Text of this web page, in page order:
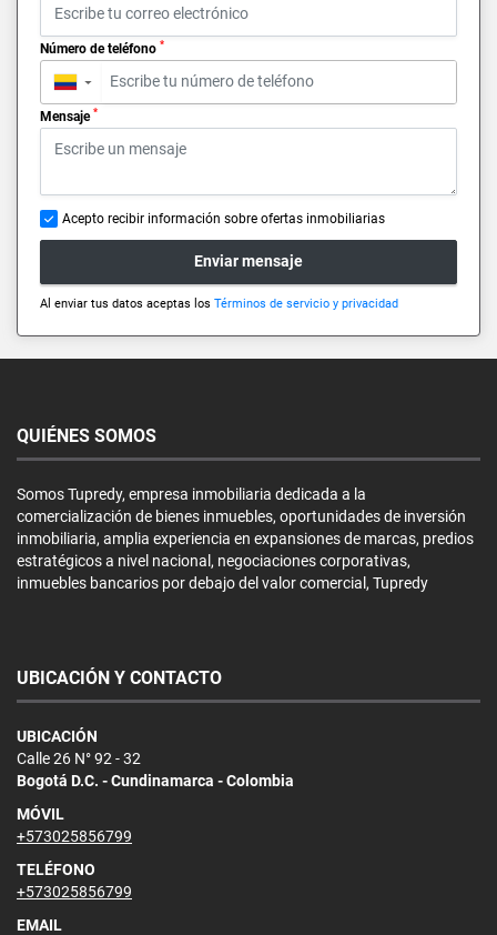
Número de teléfono *
▼
Mensaje *
Acepto recibir información sobre ofertas inmobiliarias
Enviar mensaje
Al enviar tus datos aceptas los Términos de servicio y privacidad
QUIÉNES SOMOS
Somos Tupredy, empresa inmobiliaria dedicada a la
comercialización de bienes inmuebles, oportunidades de inversión
inmobiliaria, amplia experiencia en expansiones de marcas, predios
estratégicos a nivel nacional, negociaciones corporativas,
inmuebles bancarios por debajo del valor comercial, Tupredy
UBICACIÓN Y CONTACTO
UBICACIÓN
Calle 26 N° 92 - 32
Bogotá D.C. - Cundinamarca - Colombia
MÓVIL
+573025856799
TELÉFONO
+573025856799
EMAIL